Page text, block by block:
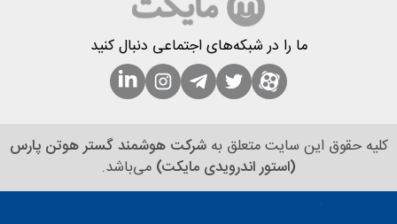
ما را در شبکه‌های اجتماعی دنبال کنید
کلیه حقوق این سایت متعلق بهشرکت هوشمند گستر هوتن پارس
(استور اندرویدی مایکت)می‌باشد.